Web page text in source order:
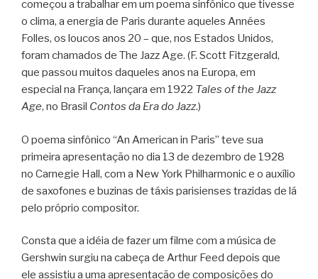
começou a trabalhar em um poema sinfônico que tivesse
o clima, a energia de Paris durante aqueles Années
Folles, os loucos anos 20 – que, nos Estados Unidos,
foram chamados de The Jazz Age. (F. Scott Fitzgerald,
que passou muitos daqueles anos na Europa, em
especial na França, lançara em 1922 Tales of the Jazz
Age, no Brasil Contos da Era do Jazz.)
O poema sinfônico “An American in Paris” teve sua
primeira apresentação no dia 13 de dezembro de 1928
no Carnegie Hall, com a New York Philharmonic e o auxílio
de saxofones e buzinas de táxis parisienses trazidas de lá
pelo próprio compositor.
Consta que a idéia de fazer um filme com a música de
Gershwin surgiu na cabeça de Arthur Feed depois que
ele assistiu a uma apresentação de composições do